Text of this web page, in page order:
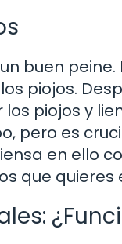
buen
piojos.
piojos y
pero es
en ello
que quieres